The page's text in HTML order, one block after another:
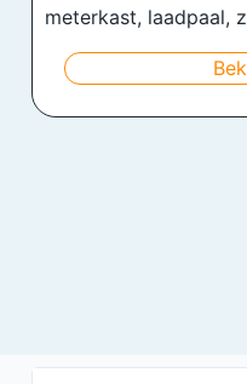
meterkast, laadpaal,